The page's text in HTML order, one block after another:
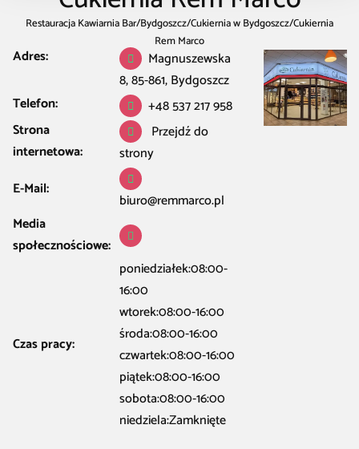
Restauracja Kawiarnia Bar/Bydgoszcz/Cukiernia w Bydgoszcz/Cukiernia
Rem Marco
Adres:
Magnuszewska
8, 85-861, Bydgoszcz
Telefon:
+48 537 217 958
Strona
internetowa:
Przejdź do
strony
E-Mail:
biuro@remmarco.pl
Media
społecznościowe:
Czas pracy:
poniedziałek:08:00-
16:00
wtorek:08:00-16:00
środa:08:00-16:00
czwartek:08:00-16:00
piątek:08:00-16:00
sobota:08:00-16:00
niedziela:Zamknięte